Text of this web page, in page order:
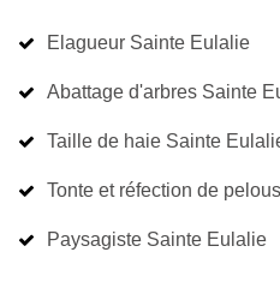
Elagueur Sainte Eulalie
Abattage d'arbres Sainte
Taille de haie Sainte
Paysagiste Sainte Eulalie